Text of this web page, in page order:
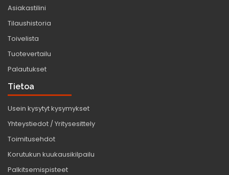
Asiakastilini
Tilaushistoria
Toivelista
Tuotevertailu
Palautukset
Tietoa
Usein kysytyt kysymykset
Yhteystiedot / Yritysesittely
Toimitusehdot
Korutukun kuukausikilpailu
Palkitsemispisteet